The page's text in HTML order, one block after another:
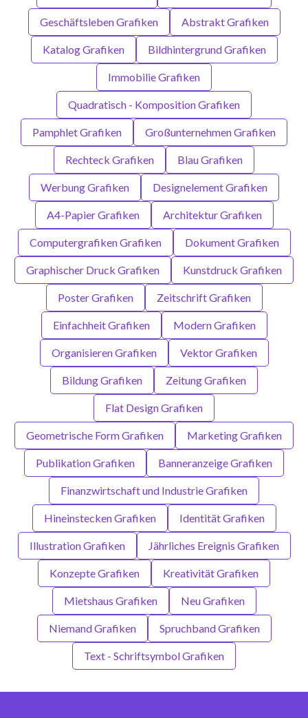
Geschäftsleben Grafiken Abstrakt Grafiken
Katalog Grafiken Bildhintergrund Grafiken
Immobilie Grafiken
Quadratisch - Komposition Grafiken
Pamphlet Grafiken Großunternehmen Grafiken
Rechteck Grafiken Blau Grafiken
Werbung Grafiken Designelement Grafiken
A4-Papier Grafiken Architektur Grafiken
Computergrafiken Grafiken Dokument Grafiken
Graphischer Druck Grafiken Kunstdruck Grafiken
Poster Grafiken Zeitschrift Grafiken
Einfachheit Grafiken Modern Grafiken
Organisieren Grafiken Vektor Grafiken
Bildung Grafiken Zeitung Grafiken
Flat Design Grafiken
Geometrische Form Grafiken Marketing Grafiken
Publikation Grafiken Banneranzeige Grafiken
Finanzwirtschaft und Industrie Grafiken
Hineinstecken Grafiken Identität Grafiken
Illustration Grafiken Jährliches Ereignis Grafiken
Konzepte Grafiken Kreativität Grafiken
Mietshaus Grafiken Neu Grafiken
Niemand Grafiken Spruchband Grafiken
Text - Schriftsymbol Grafiken